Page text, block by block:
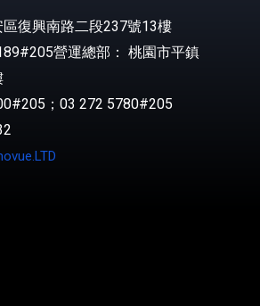
復興南路二段237號13樓
營運總部： 桃園市平鎮
；03 272 5780#205